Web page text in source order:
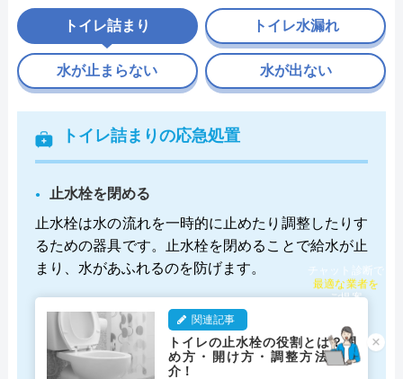
トイレ詰まり
トイレ詰まりの応急処置
止水栓を閉める
止水栓は水の流れを一時的に止めたり調整したりす
るための器具です。止水栓を閉めることで給水が止
まり、水があふれるのを防げます。
関連記事
トイレの止水栓の役割とは？閉
め方・開け方・調整方法を紹
介！
トイレ水漏れ
水が止まらない 水が出ない
×
チャット診断で
最適な業者を